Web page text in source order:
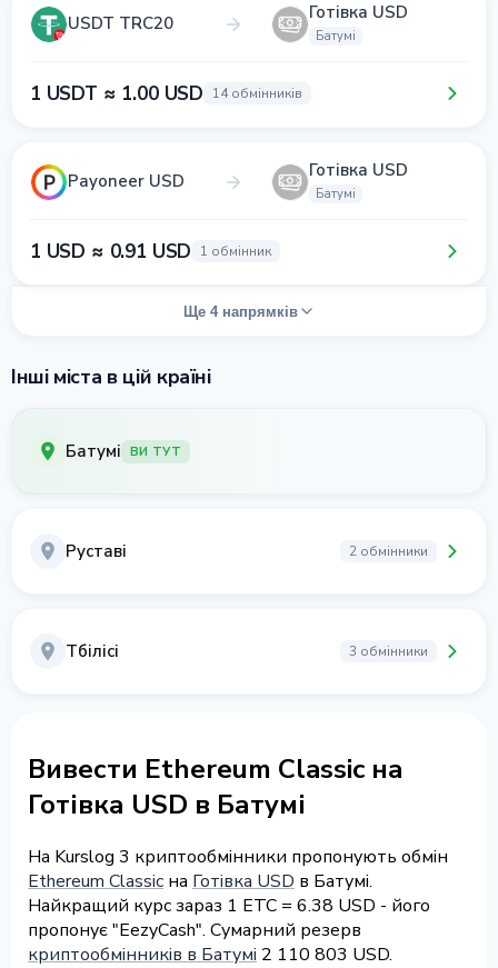
USDT TRC20 Готівка USD
Батумі
1 USDT ≈ 1.00 USD 14 обмінників
Payoneer USD Готівка USD
Батумі
1 USD ≈ 0.91 USD 1 обмінник
Ще 4 напрямків
Інші міста в цій країні
Батумі ВИ ТУТ
Руставі 2 обмінники
Тбілісі 3 обмінники
Вивести Ethereum Classic на
Готівка USD в Батумі
На Kurslog 3 криптообмінники пропонують обмін
Ethereum Classic на Готівка USD в Батумі.
Найкращий курс зараз 1 ETC = 6.38 USD - його
пропонує "EezyCash". Сумарний резерв
криптообмінників в Батумі 2 110 803 USD.